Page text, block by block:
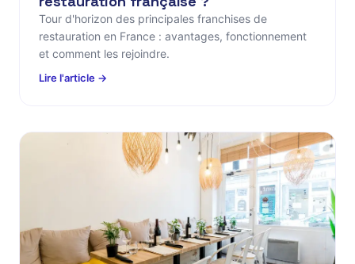
Tour d'horizon des principales franchises de
restauration en France : avantages, fonctionnement
et comment les rejoindre.
Lire l'article →